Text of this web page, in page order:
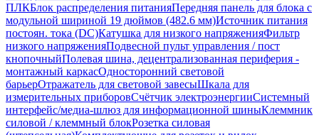
ПЛКБлок распределения питанияПередняя панель для блока с
модульной шириной 19 дюймов (482.6 мм)Источник питания
постоян. тока (DC)Катушка для низкого напряженияФильтр
низкого напряженияПодвесной пульт управления / пост
кнопочныйПолевая шина, децентрализованная периферия -
монтажный каркасОдносторонний световой
барьерОтражатель для световой завесыШкала для
измерительных приборовСчётчик электроэнергииСистемный
интерфейс/медиа-шлюз для информационной шиныКлеммник
силовой / клеммный блокРозетка силовая